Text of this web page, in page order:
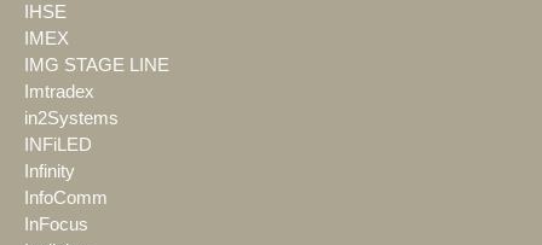
IHSE
IMEX
IMG STAGE LINE
Imtradex
in2Systems
INFiLED
Infinity
InfoComm
InFocus